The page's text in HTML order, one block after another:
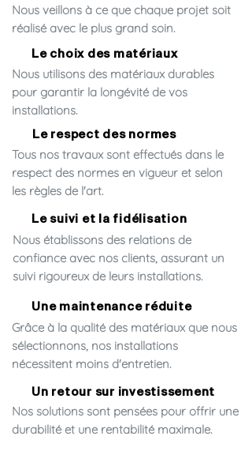
Nous veillons à ce que chaque projet soit
réalisé avec le plus grand soin.
Le choix des matériaux
Nous utilisons des matériaux durables
pour garantir la longévité de vos
installations.
Le respect des normes
Tous nos travaux sont effectués dans le
respect des normes en vigueur et selon
les règles de l'art.
Le suivi et la fidélisation
Nous établissons des relations de
confiance avec nos clients, assurant un
suivi rigoureux de leurs installations.
Une maintenance réduite
Grâce à la qualité des matériaux que nous
sélectionnons, nos installations
nécessitent moins d'entretien.
Un retour sur investissement
Nos solutions sont pensées pour offrir une
durabilité et une rentabilité maximale.